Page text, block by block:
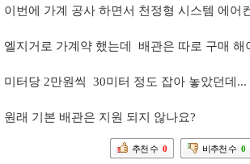
이번에 가계 공사 하면서 천정형 시스템 에어
엘지거로 가계약 했는데 배관은 따로 구매 해
미터당 2만원씩 30미터 정도 잡아 놓았던데...
원래 기본 배관은 지원 되지 않나요?
추천 수 0 비추천 수 0